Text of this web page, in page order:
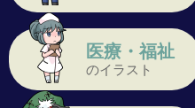
医療・福祉
のイラスト